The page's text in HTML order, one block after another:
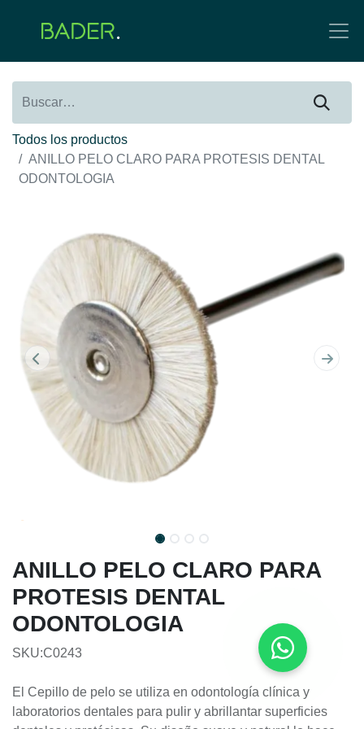
Todos los productos
ANILLO PELO CLARO PARA PROTESIS DENTAL
ODONTOLOGIA
ANILLO PELO CLARO PARA
PROTESIS DENTAL
ODONTOLOGIA
SKU:C0243
El Cepillo de pelo se utiliza en odontología clínica y
laboratorios dentales para pulir y abrillantar superficies